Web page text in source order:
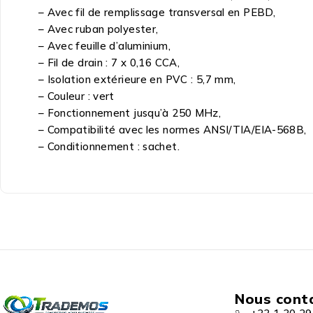
– Avec fil de remplissage transversal en PEBD,
– Avec ruban polyester,
– Avec feuille d’aluminium,
– Fil de drain : 7 x 0,16 CCA,
– Isolation extérieure en PVC : 5,7 mm,
– Couleur : vert
– Fonctionnement jusqu’à 250 MHz,
– Compatibilité avec les normes ANSI/TIA/EIA-568B,
– Conditionnement : sachet.
Nous